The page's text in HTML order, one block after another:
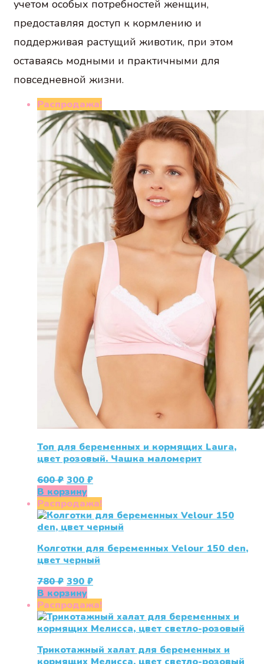
учетом особых потребностей женщин,
предоставляя доступ к кормлению и
поддерживая растущий животик, при этом
оставаясь модными и практичными для
повседневной жизни.
Распродажа!
Топ для беременных и кормящих Laura,
цвет розовый. Чашка маломерит
600₽ Первоначальная
цена
составляла
600 ₽.
300 ₽Текущая
300 ₽.
В корзину
Распродажа!
Колготки для беременных Velour 150 den,
цвет черный
780₽ Первоначальная
цена
составляла
780 ₽.
390 ₽Текущая
390 ₽.
В корзину
Распродажа!
Трикотажный халат для беременных и